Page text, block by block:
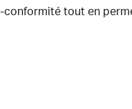
conformité tout en